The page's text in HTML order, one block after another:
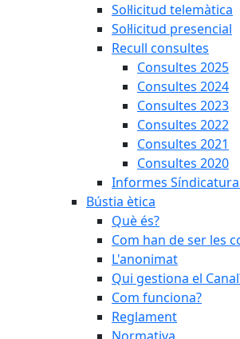
Sol·licitud telemàtica
Sol·licitud presencial
Recull consultes
Consultes 2025
Consultes 2024
Consultes 2023
Consultes 2022
Consultes 2021
Consultes 2020
Informes
Bústia ètica
Què és?
Com han de ser les
L'anonimat
Qui gestiona el
Com funciona?
Reglament